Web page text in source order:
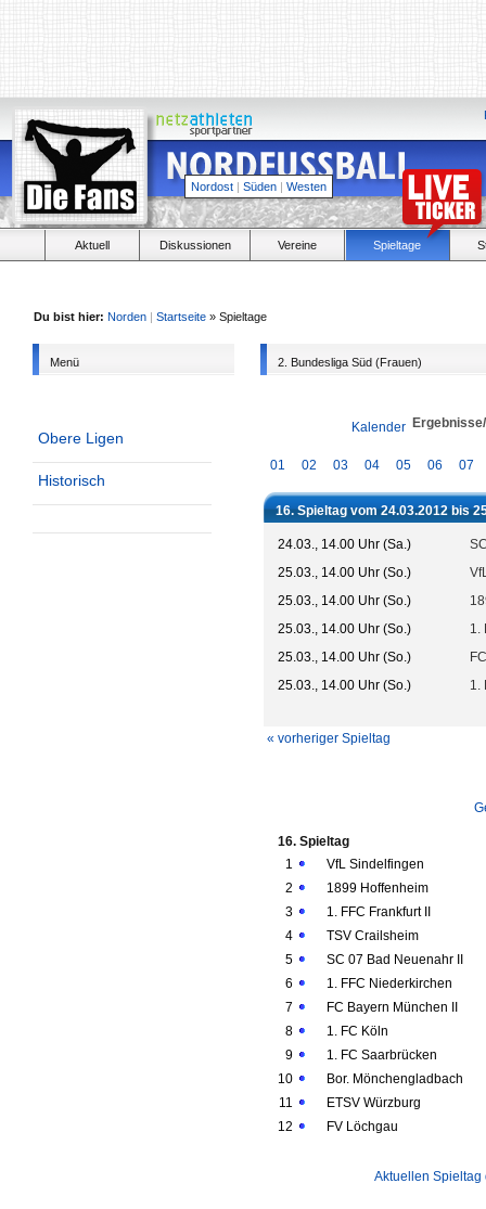
Nordost | Süden | Westen
Aktuell Diskussionen Vereine Spieltage
Du bist hier: Norden | Startseite » Spieltage
Menü
Obere Ligen
Historisch
2. Bundesliga Süd (Frauen)
Kalender
01 02 03 04 05 06 07
16. Spieltag vom 24.03.2012 bis
24.03., 14.00 Uhr (Sa.)
25.03., 14.00 Uhr (So.)
25.03., 14.00 Uhr (So.)
25.03., 14.00 Uhr (So.)
1.
25.03., 14.00 Uhr (So.)
25.03., 14.00 Uhr (So.)
1.
« vorheriger Spieltag
16. Spieltag
1
VfL Sindelfingen
2
1899 Hoffenheim
3
1. FFC Frankfurt II
4
TSV Crailsheim
5
SC 07 Bad Neuenahr II
6
1. FFC Niederkirchen
7
FC Bayern München II
8
1. FC Köln
9
1. FC Saarbrücken
10
Bor. Mönchengladbach
11
ETSV Würzburg
12
FV Löchgau
Aktuellen Spieltag